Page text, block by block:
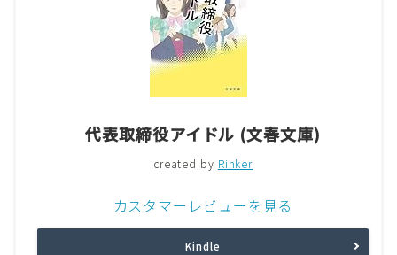
代表取締役アイドル (文春文庫)
created by Rinker
カスタマーレビューを見る
Kindle